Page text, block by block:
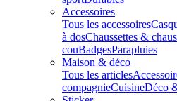
Accessoires
Tous les accessoires
à dosChaussettes &
couBadgesParapluies
Maison & déco
Tous les articles
compagnieCuisineDéco